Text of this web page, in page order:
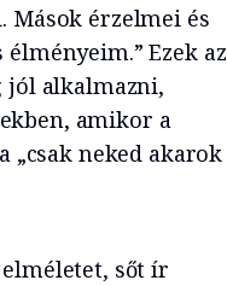
Mások érzelmei és
Ezek az
jól alkalmazni,
amikor a
neked akarok
sőt ír